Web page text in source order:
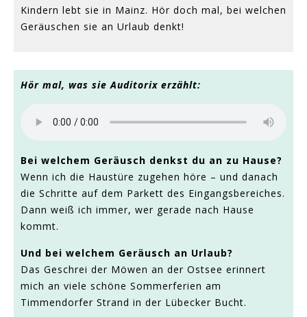
Kindern lebt sie in Mainz. Hör doch mal, bei welchen
Geräuschen sie an Urlaub denkt!
Hör mal, was sie Auditorix erzählt:
Bei welchem Geräusch denkst du an zu Hause?
Wenn ich die Haustüre zugehen höre – und danach
die Schritte auf dem Parkett des Eingangsbereiches.
Dann weiß ich immer, wer gerade nach Hause
kommt.
Und bei welchem Geräusch an Urlaub?
Das Geschrei der Möwen an der Ostsee erinnert
mich an viele schöne Sommerferien am
Timmendorfer Strand in der Lübecker Bucht.